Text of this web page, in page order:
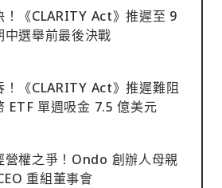
！《CLARITY Act》推遲至 9
選舉前最後決戰
《CLARITY Act》推遲難阻
ETF 單週吸金 7.5 億美元
營權之爭！Ondo 創辦人母親
重組董事會